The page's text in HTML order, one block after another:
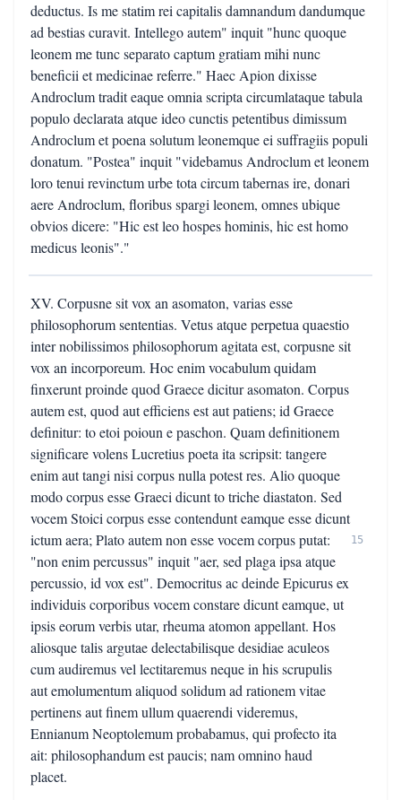
deductus. Is me statim rei capitalis damnandum dandumque
ad bestias curavit. Intellego autem" inquit "hunc quoque
leonem me tunc separato captum gratiam mihi nunc
beneficii et medicinae referre." Haec Apion dixisse
Androclum tradit eaque omnia scripta circumlataque tabula
populo declarata atque ideo cunctis petentibus dimissum
Androclum et poena solutum leonemque ei suffragiis populi
donatum. "Postea" inquit "videbamus Androclum et leonem
loro tenui revinctum urbe tota circum tabernas ire, donari
aere Androclum, floribus spargi leonem, omnes ubique
obvios dicere: "Hic est leo hospes hominis, hic est homo
medicus leonis"."
XV. Corpusne sit vox an asomaton, varias esse
philosophorum sententias. Vetus atque perpetua quaestio
inter nobilissimos philosophorum agitata est, corpusne sit
vox an incorporeum. Hoc enim vocabulum quidam
finxerunt proinde quod Graece dicitur asomaton. Corpus
autem est, quod aut efficiens est aut patiens; id Graece
definitur: to etoi poioun e paschon. Quam definitionem
significare volens Lucretius poeta ita scripsit: tangere
enim aut tangi nisi corpus nulla potest res. Alio quoque
modo corpus esse Graeci dicunt to triche diastaton. Sed
vocem Stoici corpus esse contendunt eamque esse dicunt
ictum aera; Plato autem non esse vocem corpus putat:
"non enim percussus" inquit "aer, sed plaga ipsa atque
percussio, id vox est". Democritus ac deinde Epicurus ex
individuis corporibus vocem constare dicunt eamque, ut
ipsis eorum verbis utar, rheuma atomon appellant. Hos
aliosque talis argutae delectabilisque desidiae aculeos
cum audiremus vel lectitaremus neque in his scrupulis
aut emolumentum aliquod solidum ad rationem vitae
pertinens aut finem ullum quaerendi videremus,
Ennianum Neoptolemum probabamus, qui profecto ita
ait: philosophandum est paucis; nam omnino haud
placet.
15